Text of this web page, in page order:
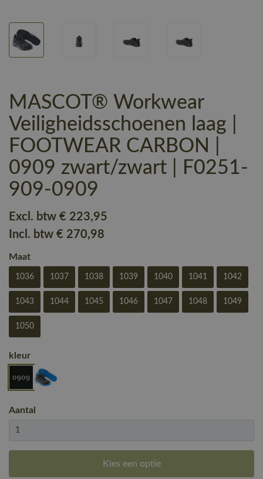
MASCOT® Workwear
Veiligheidsschoenen laag |
FOOTWEAR CARBON |
0909 zwart/zwart | F0251-
909-0909
Excl. btw € 223,95
Incl. btw € 270,98
Maat
1036 1037 1038 1039 1040 1041 1042
1043 1044 1045 1046 1047 1048 1049
1050
kleur
Aantal
Kies een optie